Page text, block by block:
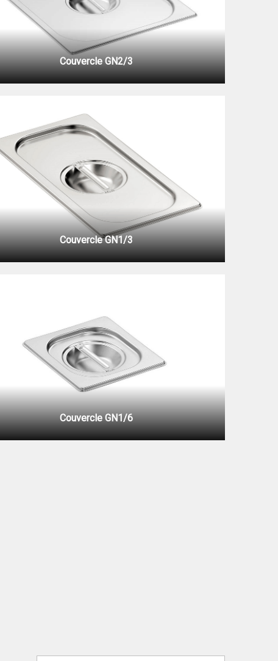
Couvercle GN2/3
Couvercle GN1/3
Couvercle GN1/6